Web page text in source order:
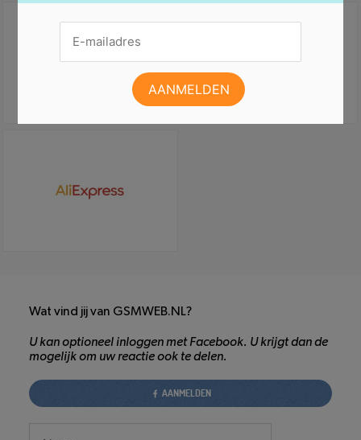
Wat vind jij van GSMWEB.NL?
U kan optioneel inloggen met Facebook. U krijgt dan de
mogelijk om uw reactie ook te delen.
AANMELDEN